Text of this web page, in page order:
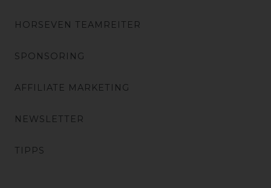
HORSEVEN TEAMREITER
SPONSORING
AFFILIATE MARKETING
NEWSLETTER
TIPPS